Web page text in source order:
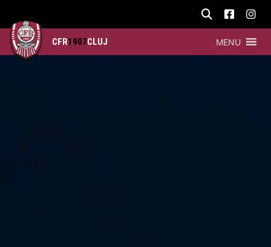
CFR1907CLUJ MENU